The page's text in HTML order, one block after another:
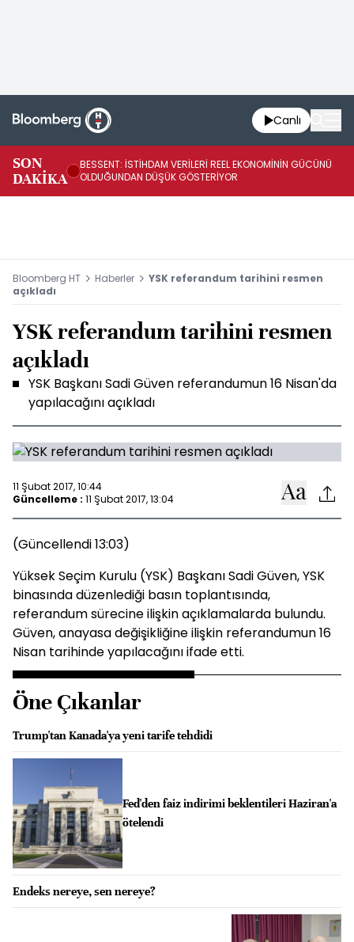
Canlı
SON
DAKİKA
BESSENT: İSTİHDAM VERİLERİ REEL EKONOMİNİN GÜCÜNÜ
OLDUĞUNDAN DÜŞÜK GÖSTERİYOR
Bloomberg HT Haberler
YSK referandum tarihini resmen
açıkladı
YSK referandum tarihini resmen
açıkladı
YSK Başkanı Sadi Güven referandumun 16 Nisan'da
yapılacağını açıkladı
11 Şubat 2017, 10:44
Güncelleme : 11 Şubat 2017, 13:04
(Güncellendi 13:03)
Yüksek Seçim Kurulu (YSK) Başkanı Sadi Güven, YSK
binasında düzenlediği basın toplantısında,
referandum sürecine ilişkin açıklamalarda bulundu.
Güven, anayasa değişikliğine ilişkin referandumun 16
Nisan tarihinde yapılacağını ifade etti.
Öne Çıkanlar
Trump'tan Kanada'ya yeni tarife tehdidi
Fed'den faiz indirimi beklentileri Haziran'a
ötelendi
Endeks nereye, sen nereye?